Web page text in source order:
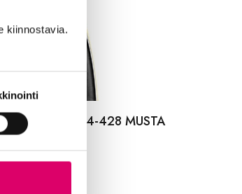
kiinnostavia.
44-428 MUSTA